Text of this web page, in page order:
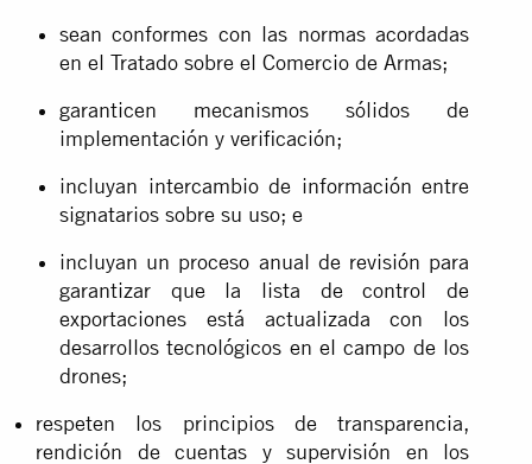
sean conformes con las normas acordadas
en el Tratado sobre el Comercio de Armas;
garanticen mecanismos sólidos de
implementación y verificación;
incluyan intercambio de información entre
signatarios sobre su uso; e
incluyan un proceso anual de revisión para
garantizar que la lista de control de
exportaciones está actualizada con los
desarrollos tecnológicos en el campo de los
drones;
respeten los principios de transparencia,
rendición de cuentas y supervisión en los